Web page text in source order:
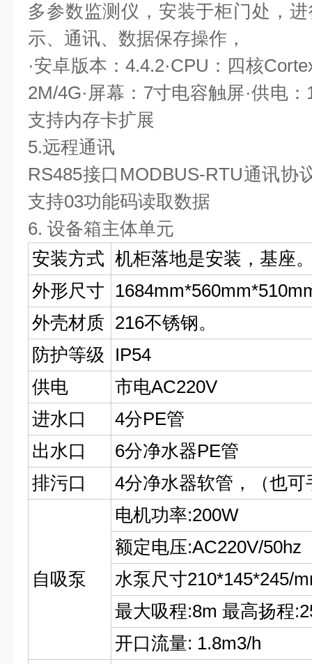
多参数监测仪，安装于柜门处，
示、通讯、数据保存操作，
·安卓版本：4.4.2·CPU：四核
2M/4G·屏幕：7寸电容触屏·供电
支持内存卡扩展
5.远程通讯
RS485接口MODBUS-RTU通讯协
支持03功能码读取数据
6. 设备箱主体单元
安装方式 机柜落地是安装，基座
外形尺寸
外壳材质 216不锈钢。
防护等级
IP54
供电
市电AC220V
进水口
4分PE管
出水口
6分净水器PE管
排污口
4分净水器软管，（也
自吸泵
电机功率:200W
额定电压:AC220V/50hz
水泵尺寸210*145*245/
最大吸程:8m 最高扬程
开口流量: 1.8m3/h